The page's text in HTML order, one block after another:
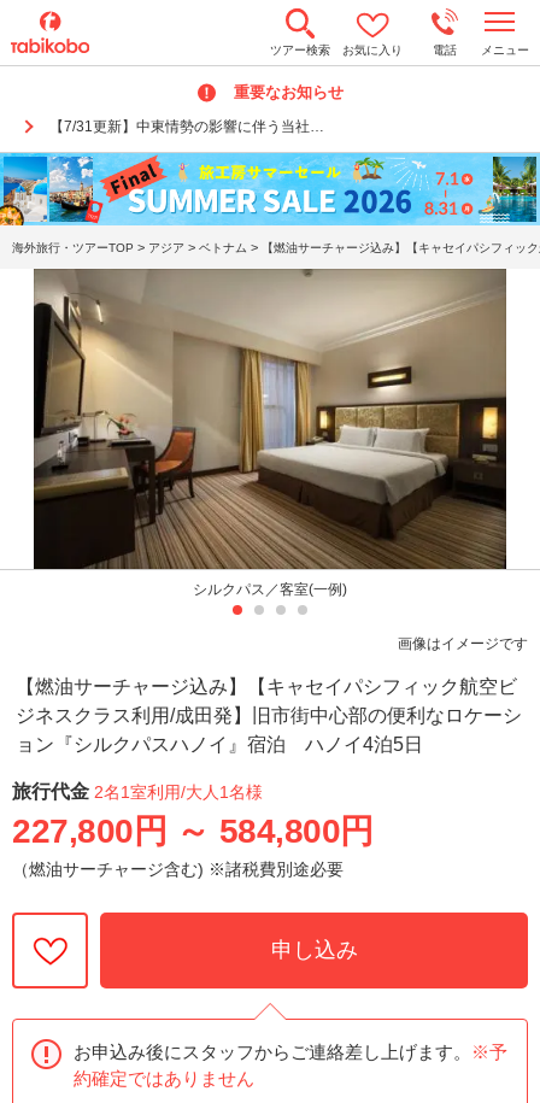
ツアー検索 お気に入り 電話 メニュー
重要なお知らせ
【7/31更新】中東情勢の影響に伴う当社…
o
n
a
v
i
g
a
海外旅行・ツアーTOP > アジア > ベトナム > 【燃油サーチャージ込み】【キャセイパシフィ
シルクパス／客室(一例)
画像はイメージです
【燃油サーチャージ込み】【キャセイパシフィック航空ビ
ジネスクラス利用/成田発】旧市街中心部の便利なロケーシ
ョン『シルクパスハノイ』宿泊 ハノイ4泊5日
旅行代金 2名1室利用/大人1名様
227,800円 ～ 584,800円
（燃油サーチャージ含む) ※諸税費別途必要
申し込み
お申込み後にスタッフからご連絡差し上げます。
※予
約確定ではありません